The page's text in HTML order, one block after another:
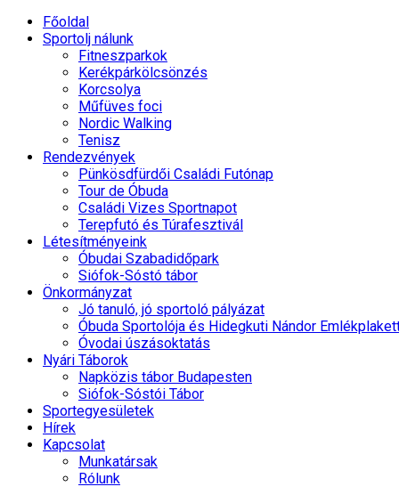
Főoldal
Sportolj nálunk
Fitneszparkok
Kerékpárkölcsönzés
Korcsolya
Műfüves foci
Nordic Walking
Tenisz
Rendezvények
Pünkösdfürdői Családi Futónap
Tour de Óbuda
Családi Vizes Sportnapot
Terepfutó és Túrafesztivál
Létesítményeink
Óbudai Szabadidőpark
Siófok-Sóstó tábor
Önkormányzat
Jó tanuló, jó sportoló pályázat
Óbuda Sportolója és Hidegkuti Nándor
Óvodai úszásoktatás
Nyári Táborok
Napközis tábor Budapesten
Siófok-Sóstói Tábor
Sportegyesületek
Hírek
Kapcsolat
Munkatársak
Rólunk